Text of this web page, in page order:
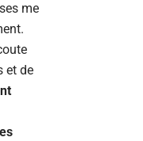
me
et de